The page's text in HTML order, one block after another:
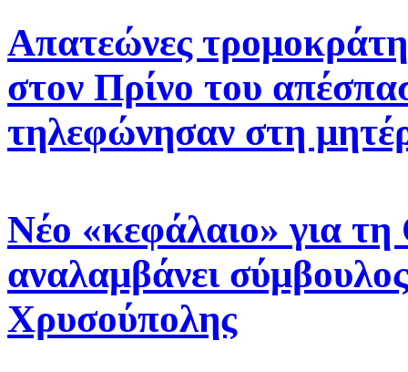
Απατεώνες
στον Πρίνο του
τηλεφώνησαν στη
Νέο «κεφάλαιο» για
αναλαμβάνει
Χρυσούπολης